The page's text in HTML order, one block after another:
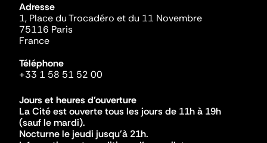
Adresse
1, Place du Trocadéro et du 11 Novembre
75116 Paris
France
Téléphone
+33 1 58 51 52 00
Jours et heures d'ouverture
La Cité est ouverte tous les jours de 11h à 19h
(sauf le mardi).
Nocturne le jeudi jusqu'à 21h.